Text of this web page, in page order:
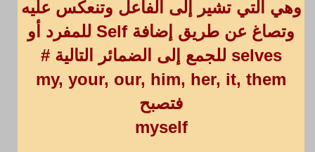
وهي التي تشير إلى الفاعل وتنعكس عليه
وتصاغ عن طريق إضافة Self للمفرد أو
selves للجمع إلى الضمائر التالية #
my, your, our, him, her, it, them
فتصبح
myself